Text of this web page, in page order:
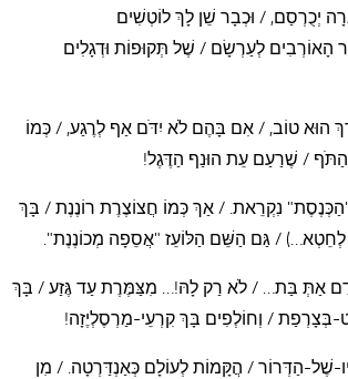
יְכֻרְסַם, / וּכְבָר שֵׁן לָךְ לוֹטְשִׁים
הָאוֹרְבִים לְעַרְשָׂם / שֶׁל תְּקוּפוֹת וּדְגָלִים
הוּא טוֹב, / אִם בָּהֶם לֹא יִדֹּם אַף לְרֶגַע, / כְּמוֹ
הַתֹּף / שֶׁרַעַם עֵת הוּנַף הַדֶּגֶל!
נִקְרֵאת. / אַךְ כְּמוֹ חֲצוֹצֶרֶת רוֹנֶנֶת / בָּךְ
לְחֵטְא…) / גַּם הַשֵּׁם הַלּוֹעֵז "אֲסֵפָה מְכוֹנֶנֶת".
אַתְּ בַּת… / לֹא רַק לָהּ!… מִצַּמֶּרֶת עַד גֶּזַע / בָּךְ
בְּצָרְפַת / וְחוֹלְפִים בָּךְ קִרְעֵי-מַרְסֶלְיֶזָה!
שֶׁל-הַדְּרוֹר / הֲקָּמוֹת לְעוֹלָם כְּאַנְדַּרְטָה. / מִן